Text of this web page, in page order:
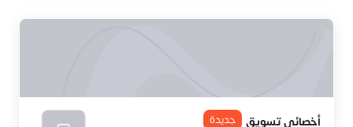
أخصائي تسويق جديدة